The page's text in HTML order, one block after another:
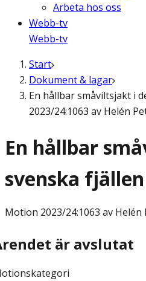
Arbeta hos oss
Webb-tv
Webb-tv
Start
Dokument & lagar
En hållbar småviltsjakt i
2023/24:1063 av Helén
En hållbar
svenska fjällen
Motion 2023/24:1063 av Helén
är avslutat